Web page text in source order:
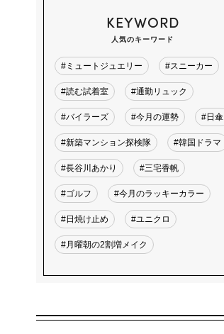
KEYWORD
人気のキーワード
#ミュートジュエリー #スニーカー
#読む試着室 #通勤リュック
#バイラーズ #今月の運勢 #日傘
#新築マンション探検隊 #韓国ドラマ
#長谷川あかり #三宅香帆
#ゴルフ #今月のラッキーカラー
#日焼け止め #ユニクロ
#月曜朝の2割増メイク